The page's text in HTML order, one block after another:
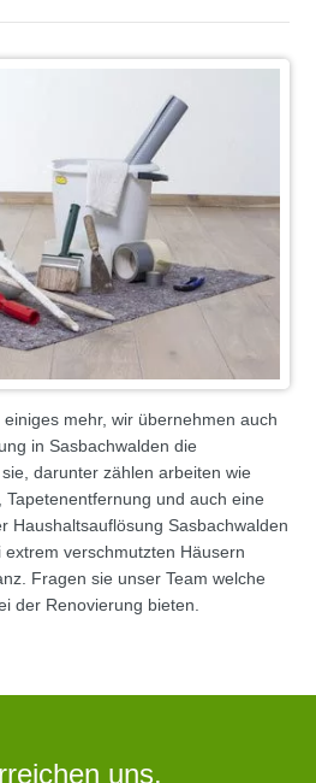
mehr, wir übernehmen auch
in Sasbachwalden die
darunter zählen arbeiten wie
und auch eine
Haushaltsauflösung Sasbachwalden
verschmutzten Häusern
Fragen sie unser Team welche
der Renovierung bieten.
uns.